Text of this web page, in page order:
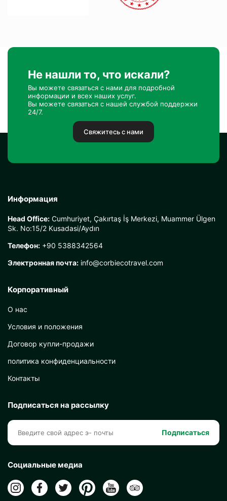
Не нашли то, что искали?
Вы можете связаться с нами для подробной
информации и всех наших услуг.
Вы можете связаться с нашей службой поддержки
24/7.
Свяжитесь с нами
Информация
Head Office: Cumhuriyet, Çakırtaş İş Merkezi, Muammer Ülgen
Sk. No:15/2 Kusadasi/Aydın
Телефон: +90 5388342564
Электронная почта: info@corbiecotravel.com
Корпоративный
О нас
Условия и положения
Договор купли-продажи
политика конфиденциальности
Контакты
Подписаться на рассылку
Подписаться
Социальные медиа